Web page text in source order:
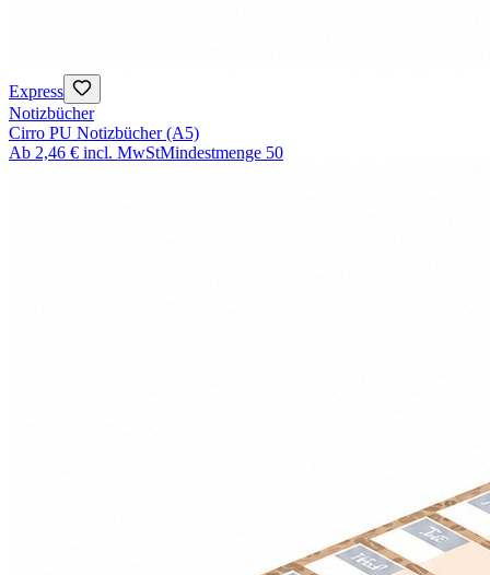
Express
Notizbücher
Cirro PU Notizbücher (A5)
Ab 2,46 € incl. MwStMindestmenge 50